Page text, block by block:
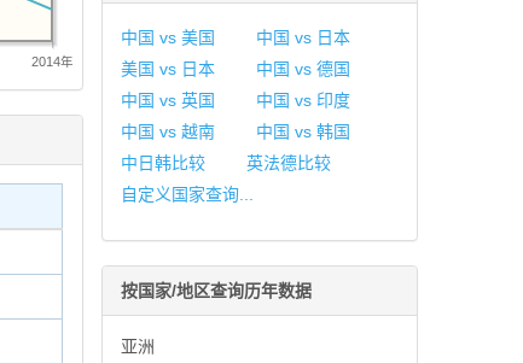
2014年
中国 vs 美国
中国 vs 日本
美国 vs 日本
中国 vs 德国
中国 vs 英国
中国 vs 印度
中国 vs 越南
中国 vs 韩国
中日韩比较
英法德比较
自定义国家查询...
按国家/地区查询历年数据
亚洲